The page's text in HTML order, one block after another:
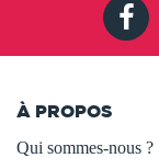
À PROPOS
Qui sommes-nous ?